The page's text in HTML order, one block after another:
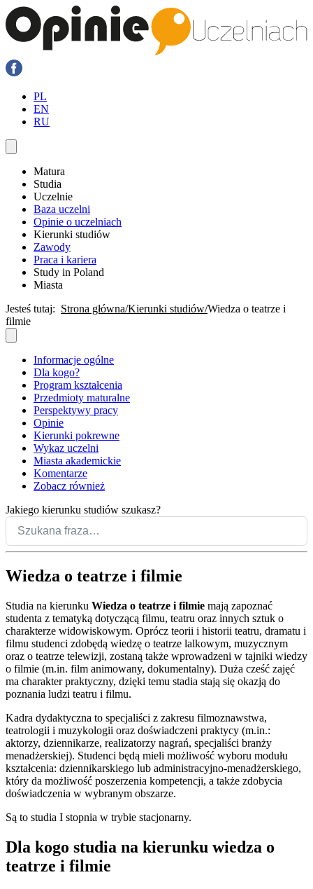
PL
EN
RU
Matura
Studia
Uczelnie
Baza uczelni
Opinie o uczelniach
Kierunki studiów
Zawody
Praca i kariera
Study in Poland
Miasta
Jesteś tutaj: Strona główna Kierunki studiów Wiedza o teatrze i
filmie
Informacje ogólne
Dla kogo?
Program kształcenia
Przedmioty maturalne
Perspektywy pracy
Opinie
Kierunki pokrewne
Wykaz uczelni
Miasta akademickie
Komentarze
Zobacz również
Jakiego kierunku studiów szukasz?
Wiedza o teatrze i filmie
Studia na kierunku Wiedza o teatrze i filmie mają zapoznać
studenta z tematyką dotyczącą filmu, teatru oraz innych sztuk o
charakterze widowiskowym. Oprócz teorii i historii teatru, dramatu i
filmu studenci zdobędą wiedzę o teatrze lalkowym, muzycznym
oraz o teatrze telewizji, zostaną także wprowadzeni w tajniki wiedzy
o filmie (m.in. film animowany, dokumentalny). Duża cześć zajęć
ma charakter praktyczny, dzięki temu stadia stają się okazją do
poznania ludzi teatru i filmu.
Kadra dydaktyczna to specjaliści z zakresu filmoznawstwa,
teatrologii i muzykologii oraz doświadczeni praktycy (m.in.:
aktorzy, dziennikarze, realizatorzy nagrań, specjaliści branży
menadżerskiej). Studenci będą mieli możliwość wyboru modułu
kształcenia: dziennikarskiego lub administracyjno-menadżerskiego,
który da możliwość poszerzenia kompetencji, a także zdobycia
doświadczenia w wybranym obszarze.
Są to studia I stopnia w trybie stacjonarny.
Dla kogo studia na kierunku wiedza o
teatrze i filmie